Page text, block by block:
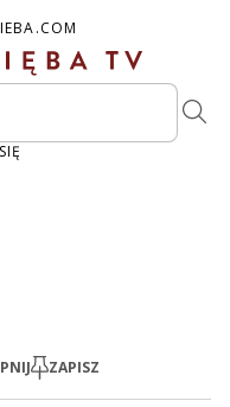
ZAPISZ